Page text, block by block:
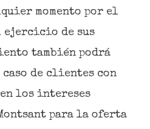
momento por el
ejercicio de sus
también podrá
caso de clientes con
los intereses
para la oferta